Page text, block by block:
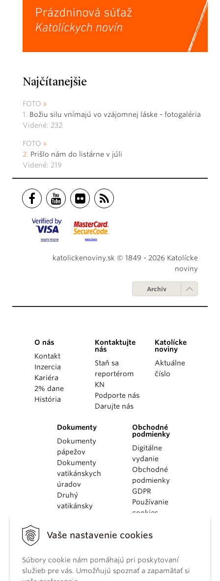
Vaše nastavenie cookies
Súbory cookie nám pomáhajú pri poskytovaní
služieb pre vás. Umožňujú spoznať a zapamätať si
Najčítanejšie
FOTO
Božiu silu vnímajú vo vzájomnej láske - fotogaléria
Videné: 232
FOTO
Prišlo nám do listárne v júli
Videné: 219
katolickenoviny.sk © 1849 - 2026 Katolícke
noviny
Archív
O nás
Kontakt
Inzercia
Kariéra
2% dane
História
Kontaktujte
nás
Staň sa
reportérom
KN
Podporte nás
Darujte nás
Katolícke
noviny
Aktuálne
číslo
Dokumenty
Dokumenty
pápežov
Dokumenty
vatikánskych
úradov
Druhý
vatikánsky
KBS
kánonického
práva
Obchodné
podmienky
Digitálne
vydanie
Obchodné
podmienky
GDPR
Používanie
cookies